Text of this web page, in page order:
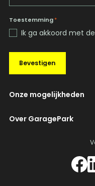
Toestemming*
Ik ga akkoord met
Bevestigen
Onze mogelijkheden
Over GaragePark